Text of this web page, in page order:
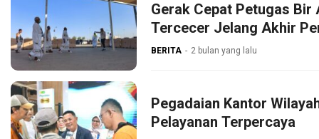
Gerak Cepat Petugas
Tercecer Jelang Akhir
BERITA 2 bulan yang lalu
Pegadaian Kantor
Pelayanan Terpercaya